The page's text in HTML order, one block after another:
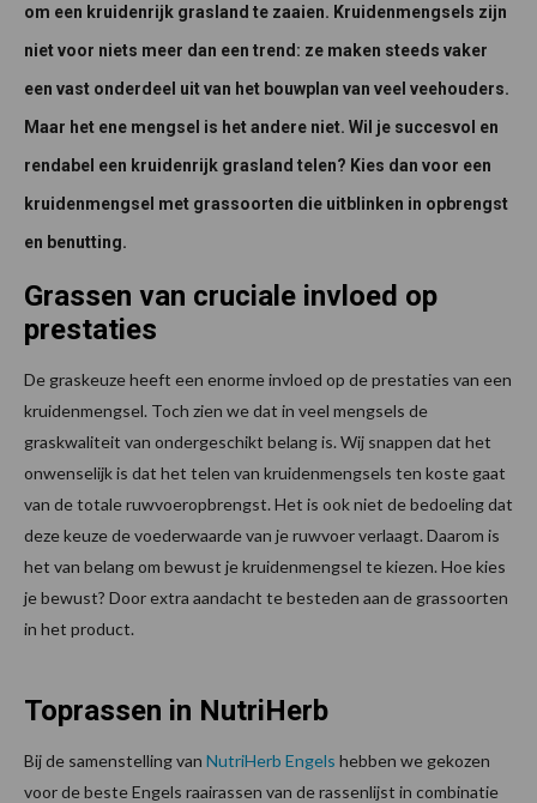
om een kruidenrijk grasland te zaaien. Kruidenmengsels zijn
niet voor niets meer dan een trend: ze maken steeds vaker
een vast onderdeel uit van het bouwplan van veel veehouders.
Maar het ene mengsel is het andere niet. Wil je succesvol en
rendabel een kruidenrijk grasland telen? Kies dan voor een
kruidenmengsel met grassoorten die uitblinken in opbrengst
en benutting.
Grassen van cruciale invloed op
prestaties
De graskeuze heeft een enorme invloed op de prestaties van een
kruidenmengsel. Toch zien we dat in veel mengsels de
graskwaliteit van ondergeschikt belang is. Wij snappen dat het
onwenselijk is dat het telen van kruidenmengsels ten koste gaat
van de totale ruwvoeropbrengst. Het is ook niet de bedoeling dat
deze keuze de voederwaarde van je ruwvoer verlaagt. Daarom is
het van belang om bewust je kruidenmengsel te kiezen. Hoe kies
je bewust? Door extra aandacht te besteden aan de grassoorten
in het product.
Toprassen in NutriHerb
Bij de samenstelling van NutriHerb Engels hebben we gekozen
voor de beste Engels raairassen van de rassenlijst in combinatie